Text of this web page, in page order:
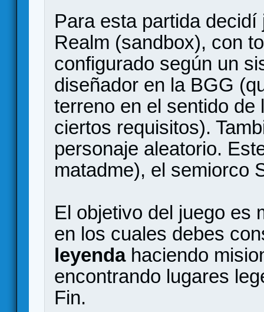
Para esta partida
Realm (sandbox), con
configurado según un
diseñador en la BGG
terreno en el sentido
ciertos requisitos).
personaje aleatorio.
matadme), el semiorco
El objetivo del juego es
en los cuales debes
leyendahaciendo
encontrando lugares
Fin.